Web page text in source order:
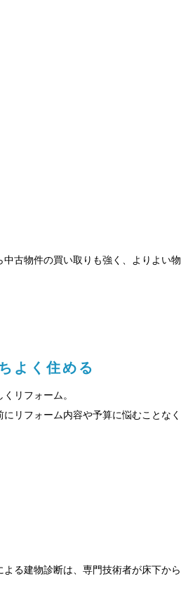
古物件の買い取りも強く、よりよい物
よく住める
リフォーム。
リフォーム内容や予算に悩むことなく
る建物診断は、専門技術者が床下から